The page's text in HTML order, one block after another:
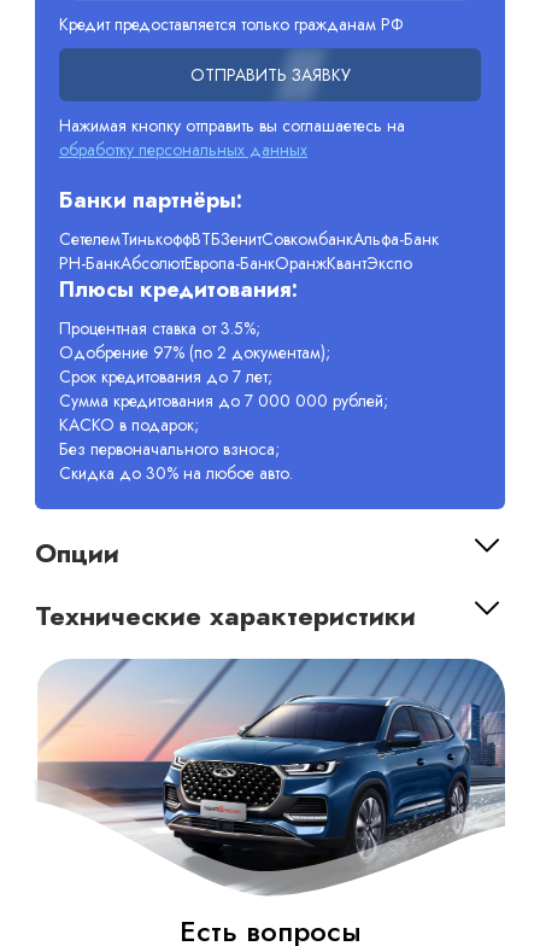
Кредит предоставляется только гражданам РФ
ОТПРАВИТЬ ЗАЯВКУ
Нажимая кнопку отправить вы соглашаетесь на
обработку персональных данных
Банки партнёры:
СетелемТинькоффВТБЗенитСовкомбанкАльфа-Банк
РН-БанкАбсолютЕвропа-БанкОранжКвантЭкспо
Плюсы кредитования:
Процентная ставка от 3.5%;
Одобрение 97% (по 2 документам);
Срок кредитования до 7 лет;
Сумма кредитования до 7 000 000 рублей;
КАСКО в подарок;
Без первоначального взноса;
Скидка до 30% на любое авто.
Опции
Технические характеристики
Есть вопросы